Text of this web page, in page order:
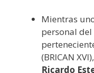
Mientras
personal del
(BRICAN
Ricardo